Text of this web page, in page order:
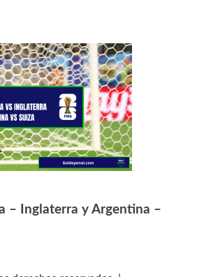
– Inglaterra y Argentina –